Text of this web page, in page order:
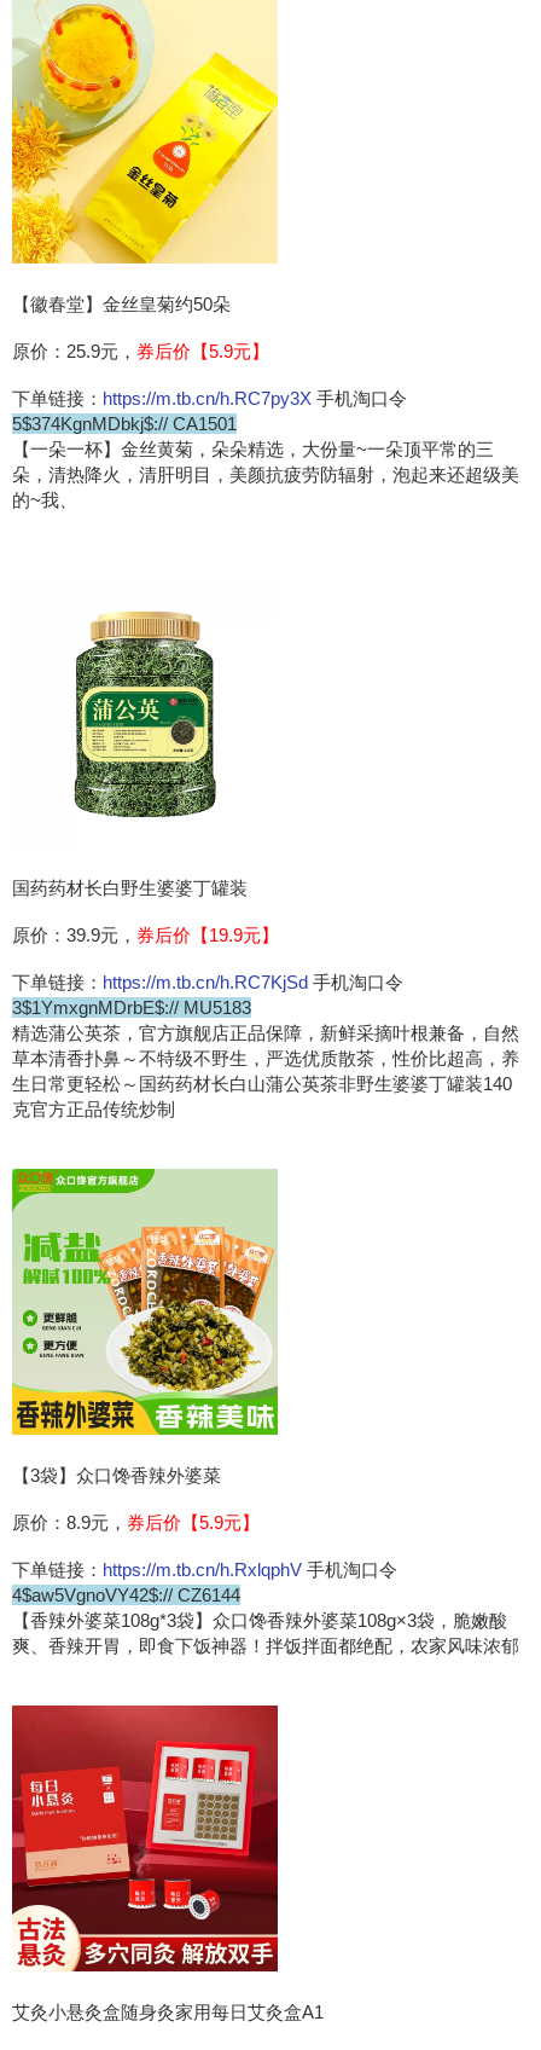
【徽春堂】金丝皇菊约50朵
原价：25.9元， 券后价【5.9元】
下单链接： https://m.tb.cn/h.RC7py3X 手机淘口令
5$374KgnMDbkj$:// CA1501
【一朵一杯】金丝黄菊，朵朵精选，大份量~一朵顶平常的三
朵，清热降火，清肝明目，美颜抗疲劳防辐射，泡起来还超级美
的~我、
国药药材长白野生婆婆丁罐装
原价：39.9元， 券后价【19.9元】
下单链接： https://m.tb.cn/h.RC7KjSd 手机淘口令
3$1YmxgnMDrbE$:// MU5183
精选蒲公英茶，官方旗舰店正品保障，新鲜采摘叶根兼备，自然
草本清香扑鼻～不特级不野生，严选优质散茶，性价比超高，养
生日常更轻松～国药药材长白山蒲公英茶非野生婆婆丁罐装140
克官方正品传统炒制
【3袋】众口馋香辣外婆菜
原价：8.9元， 券后价【5.9元】
下单链接： https://m.tb.cn/h.RxlqphV 手机淘口令
4$aw5VgnoVY42$:// CZ6144
【香辣外婆菜108g*3袋】众口馋香辣外婆菜108g×3袋，脆嫩酸
爽、香辣开胃，即食下饭神器！拌饭拌面都绝配，农家风味浓郁
艾灸小悬灸盒随身灸家用每日艾灸盒A1